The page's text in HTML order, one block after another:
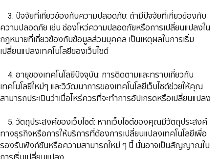
​​​​​​​ 3. ปัจจัยที่เกี่ยวข้องกับความปลอดภัย: ถ้ามีปัจจัยที่เกี่ยวข้องกับ
ความปลอดภัย เช่น ช่องโหว่ความปลอดภัยหรือการเปลี่ยนแปลงใน
กฎหมายที่เกี่ยวข้องกับข้อมูลส่วนบุคคล เป็นเหตุผลในการเริ่ม
เปลี่ยนแปลงเทคโนโลยีของเว็บไซต์
​​​​​​​ 4. อายุของเทคโนโลยีปัจจุบัน: การติดตามและทราบเกี่ยวกับ
เทคโนโลยีใหม่ๆ และวิวัฒนาการของเทคโนโลยีเว็บไซต์ช่วยให้คุณ
สามารถประเมินว่าเมื่อไหร่ควรที่จะทำการอัปเกรดหรือเปลี่ยนแปลง
​​​​​​​ 5. วัตถุประสงค์ของเว็บไซต์: หากเว็บไซต์ของคุณมีวัตถุประสงค์
ทางธุรกิจหรือการให้บริการที่ต้องการเปลี่ยนแปลงเทคโนโลยีเพื่อ
รองรับฟังก์ชันหรือความสามารถใหม่ ๆ นี้ นั่นอาจเป็นสัญญาณใน
การเริ่มเปลี่ยนแปลง